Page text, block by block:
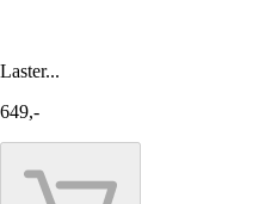
Laster...
649,-